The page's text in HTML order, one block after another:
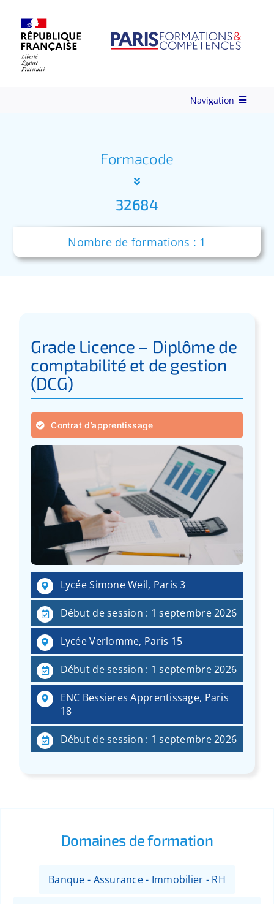
content
Navigation
Formations
Validation des acquis – VAE
Notre Réseau
Contact
Recherche
Formacode
32684
Nombre de formations : 1
Grade Licence – Diplôme de
comptabilité et de gestion
(DCG)
Contrat d’apprentissage
Lycée Simone Weil, Paris 3
Début de session : 1 septembre 2026
Lycée Verlomme, Paris 15
Début de session : 1 septembre 2026
ENC Bessieres Apprentissage, Paris
18
Début de session : 1 septembre 2026
Domaines de formation
Banque - Assurance - Immobilier - RH